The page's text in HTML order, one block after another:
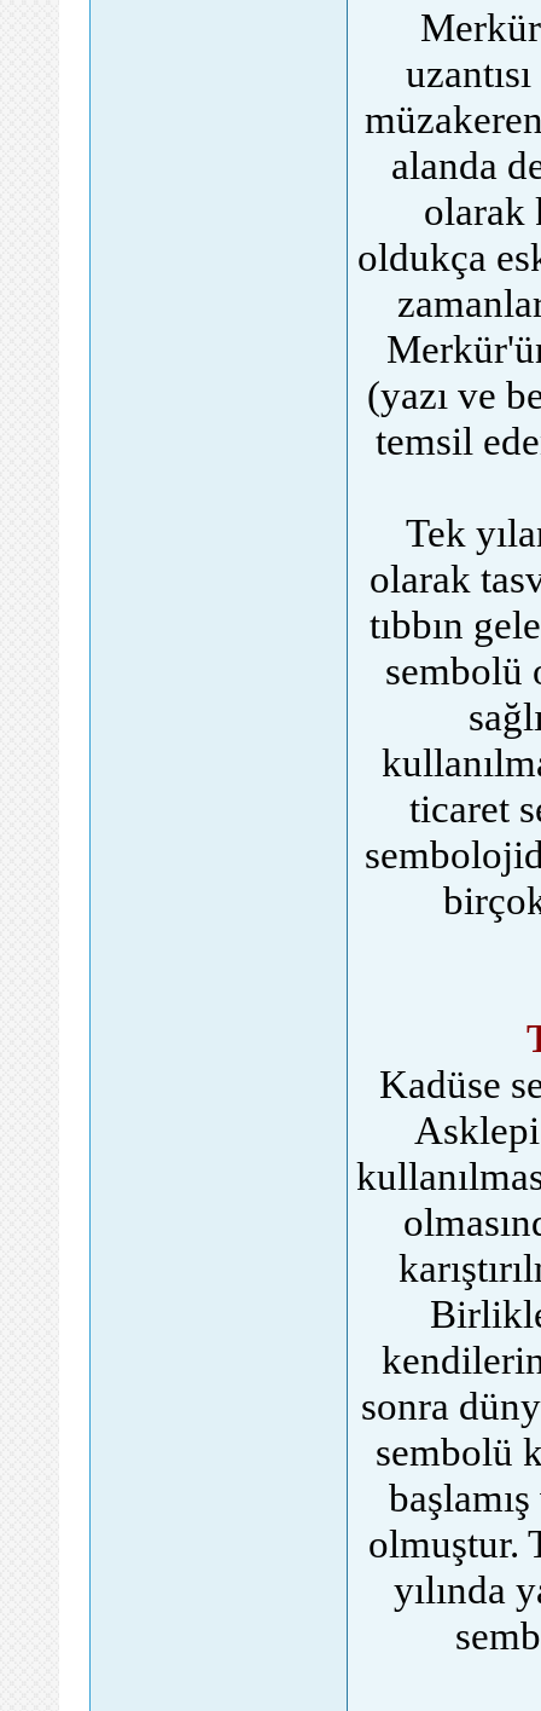
alanda
olarak
oldukça
(yazı ve
temsil
Tek
olarak
tıbbın
sembolü
ticaret
Kadüse
sonra
sembolü
olmuştur.
yılında